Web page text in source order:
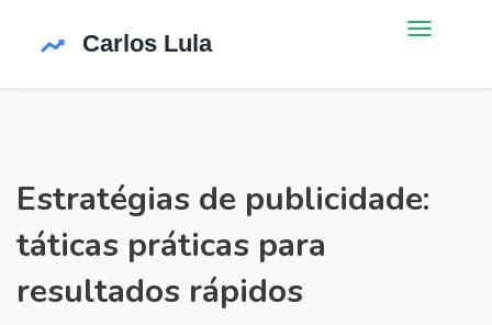
Estratégias de publicidade:
táticas práticas para
resultados rápidos